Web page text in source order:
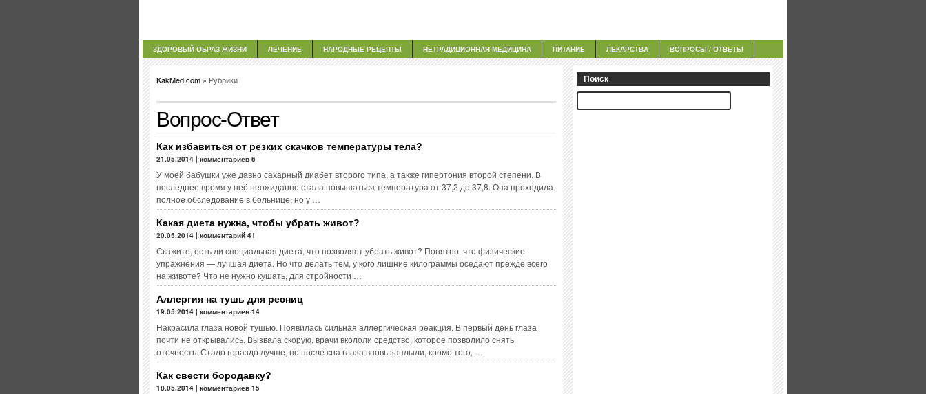
ЗДОРОВЫЙ ОБРАЗ ЖИЗНИ ЛЕЧЕНИЕ НАРОДНЫЕ РЕЦЕПТЫ НЕТРАДИЦИОННАЯ МЕДИЦИНА ПИТАНИЕ ЛЕКАРСТВА ВОПРОСЫ / ОТВЕТЫ
KakMed.com » Рубрики
Вопрос-Ответ
Как избавиться от резких скачков температуры тела?
21.05.2014 | комментариев 6
У моей бабушки уже давно сахарный диабет второго типа, а также гипертония второй степени. В
последнее время у неё неожиданно стала повышаться температура от 37,2 до 37,8. Она проходила
полное обследование в больнице, но у …
Какая диета нужна, чтобы убрать живот?
20.05.2014 | комментарий 41
Скажите, есть ли специальная диета, что позволяет убрать живот? Понятно, что физические
упражнения — лучшая диета. Но что делать тем, у кого лишние килограммы оседают прежде всего
на животе? Что не нужно кушать, для стройности …
Аллергия на тушь для ресниц
19.05.2014 | комментариев 14
Накрасила глаза новой тушью. Появилась сильная аллергическая реакция. В первый день глаза
почти не открывались. Вызвала скорую, врачи вкололи средство, которое позволило снять
отечность. Стало гораздо лучше, но после сна глаза вновь заплыли, кроме того, …
Как свести бородавку?
18.05.2014 | комментариев 15
Поиск